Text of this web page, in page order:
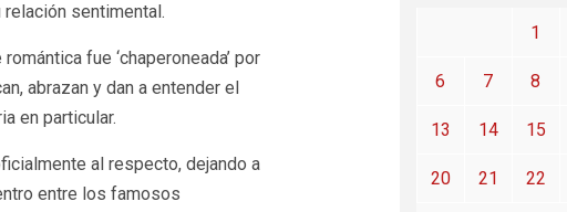
sentimental.
fue ‘chaperoneada’ por
abrazan y dan a entender el
en particular.
al respecto, dejando a
entre los famosos
1
6 7 8
13 14 15
20 21 22